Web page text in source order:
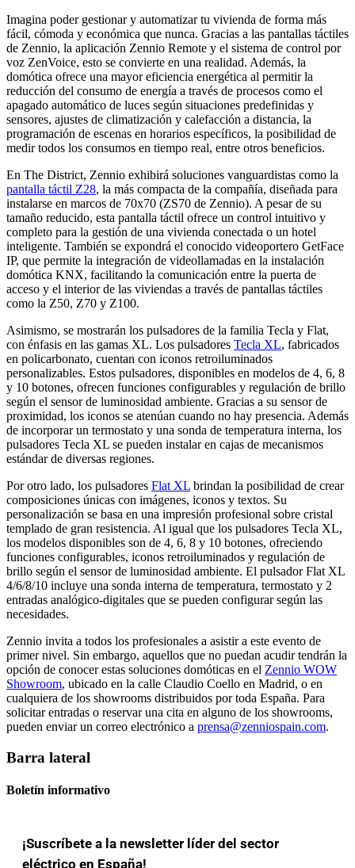
Imagina poder gestionar y automatizar tu vivienda de forma más
fácil, cómoda y económica que nunca. Gracias a las pantallas táctiles
de Zennio, la aplicación Zennio Remote y el sistema de control por
voz ZenVoice, esto se convierte en una realidad. Además, la
domótica ofrece una mayor eficiencia energética al permitir la
reducción del consumo de energía a través de procesos como el
apagado automático de luces según situaciones predefinidas y
sensores, ajustes de climatización y calefacción a distancia, la
programación de escenas en horarios específicos, la posibilidad de
medir todos los consumos en tiempo real, entre otros beneficios.
En The District, Zennio exhibirá soluciones vanguardistas como la
pantalla táctil Z28, la más compacta de la compañía, diseñada para
instalarse en marcos de 70x70 (ZS70 de Zennio). A pesar de su
tamaño reducido, esta pantalla táctil ofrece un control intuitivo y
completo para la gestión de una vivienda conectada o un hotel
inteligente. También se expondrá el conocido videoportero GetFace
IP, que permite la integración de videollamadas en la instalación
domótica KNX, facilitando la comunicación entre la puerta de
acceso y el interior de las viviendas a través de pantallas táctiles
como la Z50, Z70 y Z100.
Asimismo, se mostrarán los pulsadores de la familia Tecla y Flat,
con énfasis en las gamas XL. Los pulsadores Tecla XL, fabricados
en policarbonato, cuentan con iconos retroiluminados
personalizables. Estos pulsadores, disponibles en modelos de 4, 6, 8
y 10 botones, ofrecen funciones configurables y regulación de brillo
según el sensor de luminosidad ambiente. Gracias a su sensor de
proximidad, los iconos se atenúan cuando no hay presencia. Además
de incorporar un termostato y una sonda de temperatura interna, los
pulsadores Tecla XL se pueden instalar en cajas de mecanismos
estándar de diversas regiones.
Por otro lado, los pulsadores Flat XL brindan la posibilidad de crear
composiciones únicas con imágenes, iconos y textos. Su
personalización se basa en una impresión profesional sobre cristal
templado de gran resistencia. Al igual que los pulsadores Tecla XL,
los modelos disponibles son de 4, 6, 8 y 10 botones, ofreciendo
funciones configurables, iconos retroiluminados y regulación de
brillo según el sensor de luminosidad ambiente. El pulsador Flat XL
4/6/8/10 incluye una sonda interna de temperatura, termostato y 2
entradas analógico-digitales que se pueden configurar según las
necesidades.
Zennio invita a todos los profesionales a asistir a este evento de
primer nivel. Sin embargo, aquellos que no puedan acudir tendrán la
opción de conocer estas soluciones domóticas en el Zennio WOW
Showroom, ubicado en la calle Claudio Coello en Madrid, o en
cualquiera de los showrooms distribuidos por toda España. Para
solicitar entradas o reservar una cita en alguno de los showrooms,
pueden enviar un correo electrónico a prensa@zenniospain.com.
Barra lateral
Boletín informativo
¡Suscríbete a la newsletter líder del sector
eléctrico en España!